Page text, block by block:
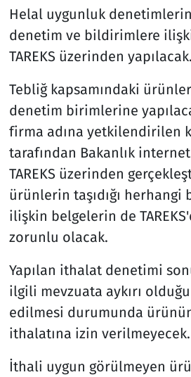
Helal uygunluk
denetim ve bildirimlere
TAREKS üzerinden yapılacak.
Tebliğ kapsamındaki
denetim birimlerine
firma adına yetkilendirilen
tarafından Bakanlık
TAREKS üzerinden
ürünlerin taşıdığı
ilişkin belgelerin de
zorunlu olacak.
Yapılan ithalat denetimi
ilgili mevzuata aykırı
edilmesi durumunda
ithalatına izin verilmeyecek.
İthali uygun görülmeyen